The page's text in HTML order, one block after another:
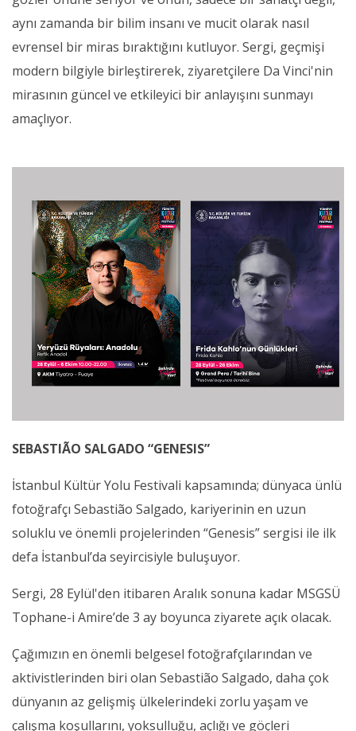
aynı zamanda bir bilim insanı ve mucit olarak nasıl
evrensel bir miras bıraktığını kutluyor. Sergi, geçmişi
modern bilgiyle birleştirerek, ziyaretçilere Da Vinci'nin
mirasının güncel ve etkileyici bir anlayışını sunmayı
amaçlıyor.
SEBASTIÃO SALGADO “GENESIS”
İstanbul Kültür Yolu Festivali kapsamında; dünyaca ünlü
fotoğrafçı Sebastião Salgado, kariyerinin en uzun
soluklu ve önemli projelerinden “Genesis” sergisi ile ilk
defa İstanbul’da seyircisiyle buluşuyor.
Sergi, 28 Eylül'den itibaren Aralık sonuna kadar MSGSÜ
Tophane-i Amire’de 3 ay boyunca ziyarete açık olacak.
Çağımızın en önemli belgesel fotoğrafçılarından ve
aktivistlerinden biri olan Sebastião Salgado, daha çok
dünyanın az gelişmiş ülkelerindeki zorlu yaşam ve
çalışma koşullarını, yoksulluğu, açlığı ve göçleri